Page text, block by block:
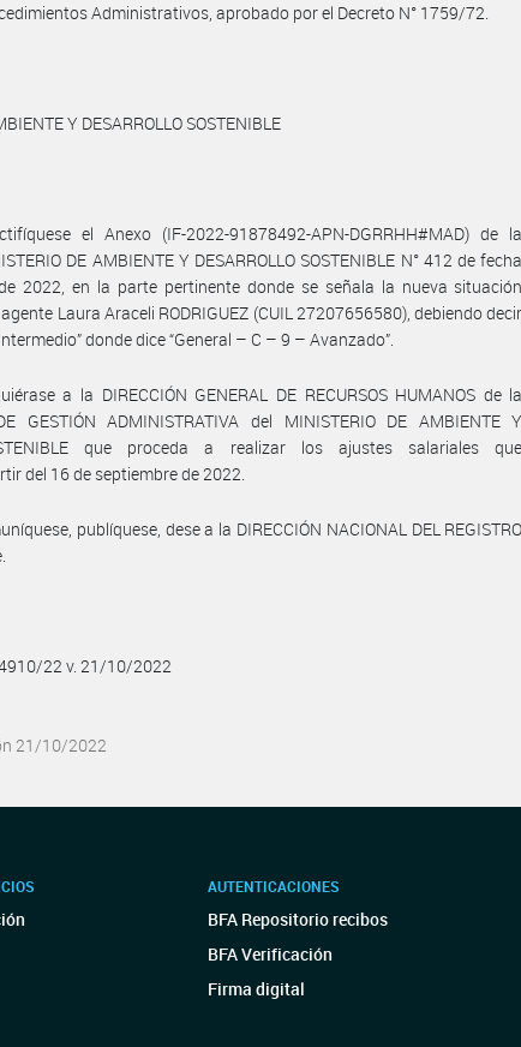
Administrativos, aprobado por el Decreto N° 1759/72.
Y DESARROLLO SOSTENIBLE
el Anexo (IF-2022-91878492-APN-DGRRHH#MAD) de la
DE AMBIENTE Y DESARROLLO SOSTENIBLE N° 412 de fecha
2022, en la parte pertinente donde se señala la nueva situación
Laura Araceli RODRIGUEZ (CUIL 27207656580), debiendo decir
donde dice “General – C – 9 – Avanzado”.
a la DIRECCIÓN GENERAL DE RECURSOS HUMANOS de la
GESTIÓN ADMINISTRATIVA del MINISTERIO DE AMBIENTE Y
que proceda a realizar los ajustes salariales que
del 16 de septiembre de 2022.
publíquese, dese a la DIRECCIÓN NACIONAL DEL REGISTRO
22 v. 21/10/2022
21/10/2022
AUTENTICACIONES
BFA Repositorio recibos
BFA Verificación
Firma digital